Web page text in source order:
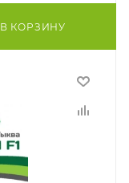
В КОРЗИНУ